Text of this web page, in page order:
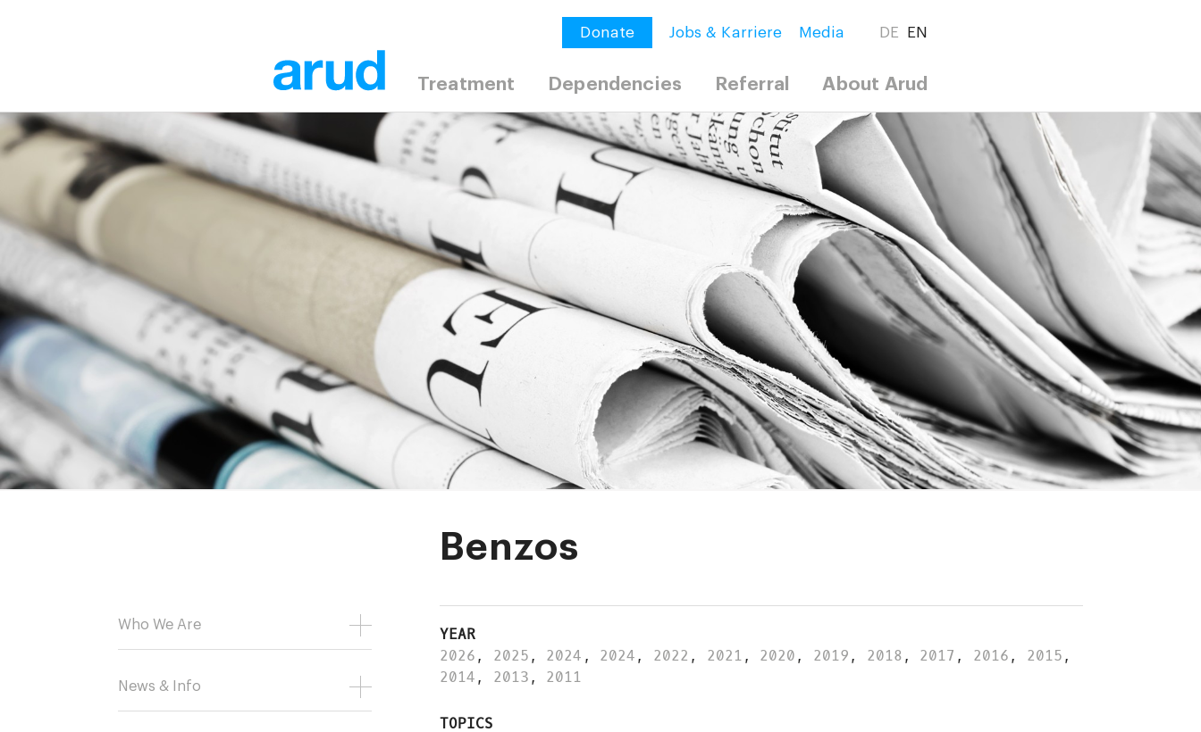
Donate Jobs & Karriere Media DE EN
Treatment Dependencies Referral About Arud
Benzos
Who We Are
News & Info
YEAR
2026, 2025, 2024 , 2024, 2022 , 2021, 2020, 2019, 2018, 2017 , 2016, 2015,
2014, 2013, 2011
TOPICS